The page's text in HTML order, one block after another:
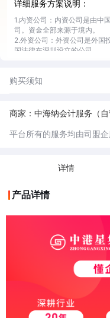
详细服务方案说明：
1.内资公司：内资公司是由中
司。资金全部来源于境内。
2.外资公司：外资公司是外国
国法律在深圳设立的公司。
4.可开票地址：在广州，税务
动真实、稳定，便于税务部门
营的公司，相对成本较低。
6.小规模纳税人：小规模纳税
（目前是 500 万元），并且
税额、进项税额和应纳税额的
7.一般纳税人：一般纳税人是
购买须知
商家：中海纳会计服务（自
平台所有的服务均由司盟
详情
产品详情